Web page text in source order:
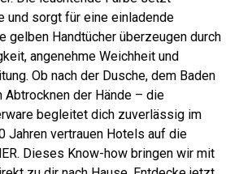
und sorgt für eine einladende
gelben Handtücher überzeugen durch
angenehme Weichheit und
Ob nach der Dusche, dem Baden
Abtrocknen der Hände – die
begleitet dich zuverlässig im
Jahren vertrauen Hotels auf die
Dieses Know-how bringen wir mit